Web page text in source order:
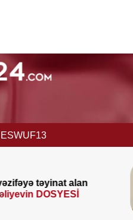
WUF13
SƏRƏNCAM